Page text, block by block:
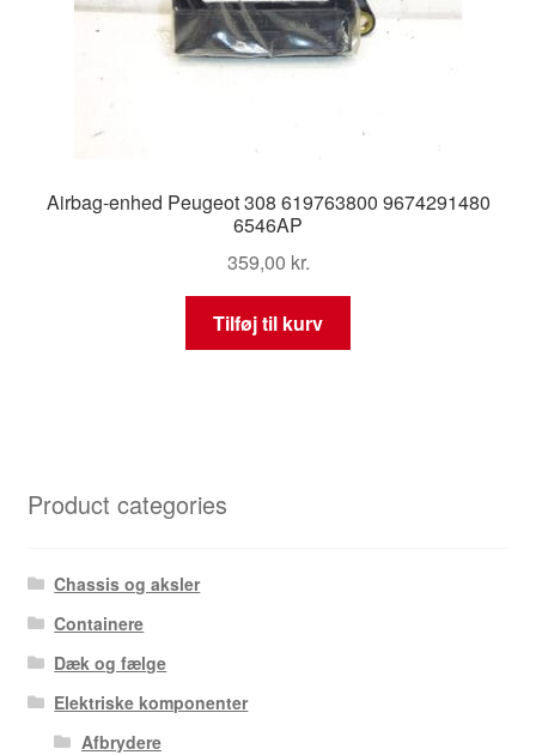
Airbag-enhed Peugeot 308 619763800 9674291480
6546AP
359,00 kr.
Tilføj til kurv
Product categories
Chassis og aksler
Containere
Dæk og fælge
Elektriske komponenter
Afbrydere